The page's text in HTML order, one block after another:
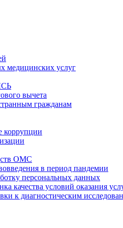
медицинских услуг
вычета
гражданам
коррупции
ОМС
в период пандемии
персональных данных
качества условий оказания
к диагностическим